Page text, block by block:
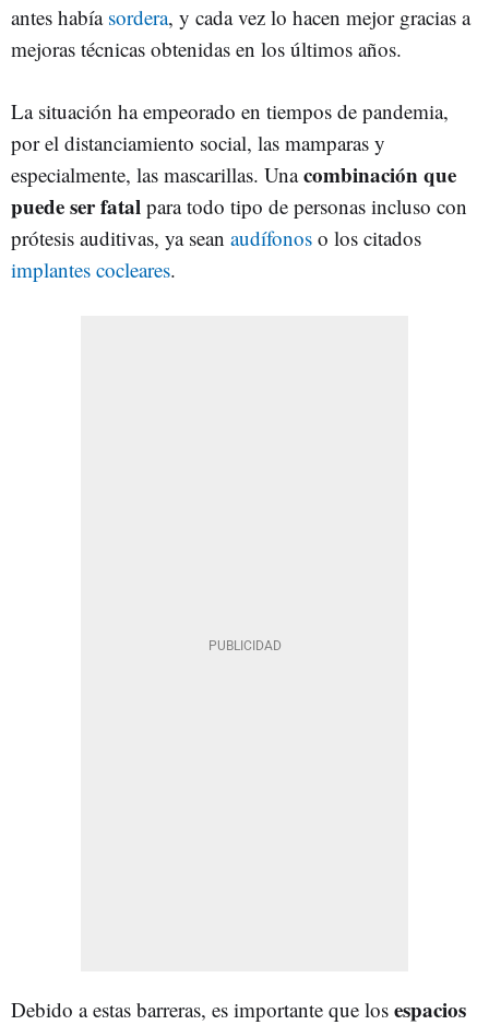
antes había sordera, y cada vez lo hacen mejor gracias a
mejoras técnicas obtenidas en los últimos años.
La situación ha empeorado en tiempos de pandemia,
por el distanciamiento social, las mamparas y
especialmente, las mascarillas. Unacombinación que
puede ser fatal para todo tipo de personas incluso con
prótesis auditivas, ya sean audífonos o los citados
implantes cocleares.
Debido a estas barreras, es importante que los espacios